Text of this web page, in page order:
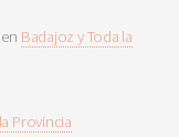
Badajoz y Toda la
Provincia